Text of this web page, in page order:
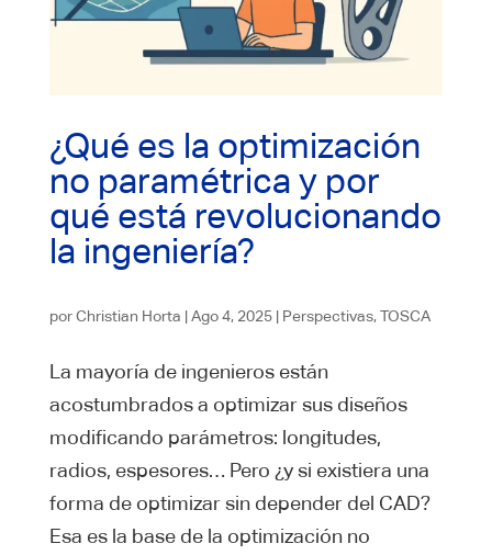
¿Qué es la optimización
no paramétrica y por
qué está revolucionando
la ingeniería?
porChristian Horta |Ago 4, 2025| Perspectivas,TOSCA
La mayoría de ingenieros están
acostumbrados a optimizar sus diseños
modificando parámetros: longitudes,
radios, espesores… Pero ¿y si existiera una
forma de optimizar sin depender del CAD?
Esa es la base de la optimización no